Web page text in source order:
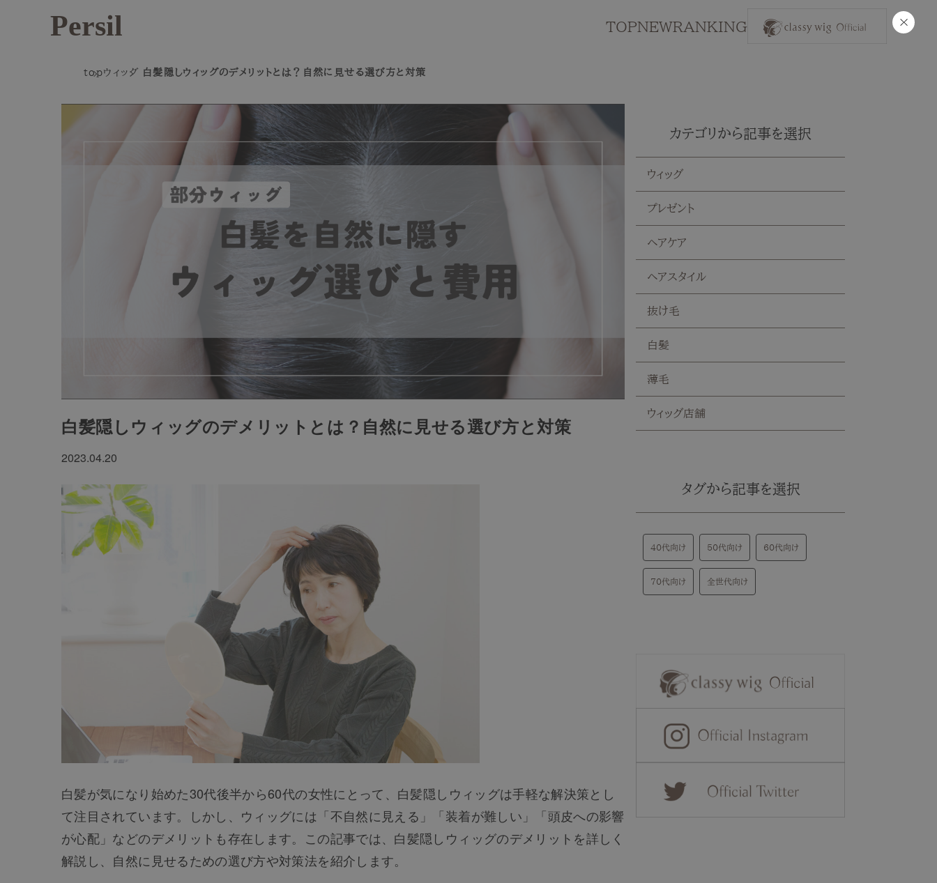
Persil TOPNEWRANKING
topウィッグ 白髪隠しウィッグのデメリットとは？自然に見せる選び方と対策
白髪隠しウィッグのデメリットとは？自然に見せる選び方と対策
2023.04.20
白髪が気になり始めた30代後半から60代の女性にとって、白髪隠しウィッグは手軽な解決策とし
て注目されています。しかし、ウィッグには「不自然に見える」「装着が難しい」「頭皮への影響
が心配」などのデメリットも存在します。この記事では、白髪隠しウィッグのデメリットを詳しく
解説し、自然に見せるための選び方や対策法を紹介します。
カテゴリから記事を選択
ウィッグ
プレゼント
ヘアケア
ヘアスタイル
抜け毛
白髪
薄毛
ウィッグ店舗
タグから記事を選択
40代向け 50代向け 60代向け
70代向け 全世代向け
×